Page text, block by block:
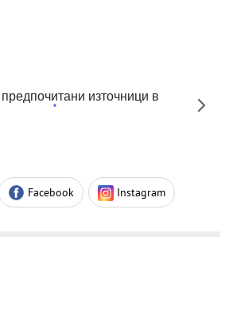
източници в
Facebook Instagram